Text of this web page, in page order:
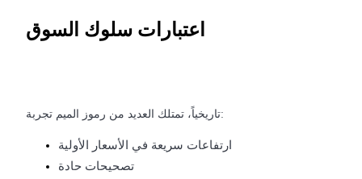
Bitrue
AI
اعتبارات سلوك السوق
تاريخياً، تمتلك العديد من رموز الميم تجربة:
ارتفاعات سريعة في الأسعار الأولية
تصحيحات حادة